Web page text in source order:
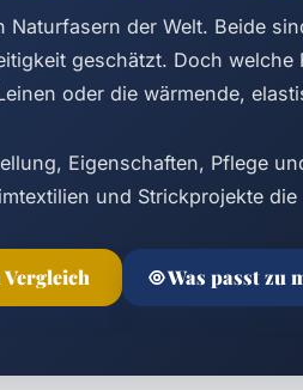
Naturfasern der Welt. Beide
geschätzt. Doch
oder die wärmende,
Eigenschaften, Pflege
und Strickprojekte
Vergleich Was passt zu